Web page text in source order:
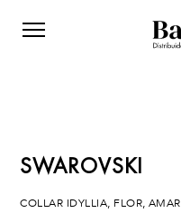
SWAROVSKI
COLLAR IDYLLIA, FLOR,